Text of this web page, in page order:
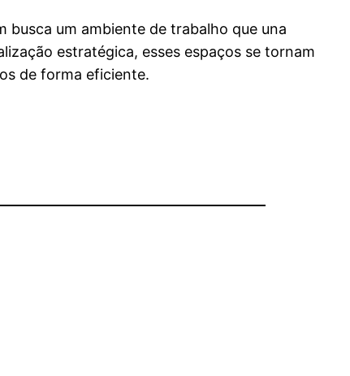
busca um ambiente de trabalho que una
estratégica, esses espaços se tornam
de forma eficiente.